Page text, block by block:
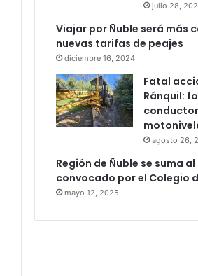
julio 28,
Viajar por Ñuble será más
nuevas tarifas de peajes
diciembre 16, 2024
Fatal
Ránquil:
agosto 26,
Región de Ñuble se suma
convocado por el Colegio
mayo 12, 2025